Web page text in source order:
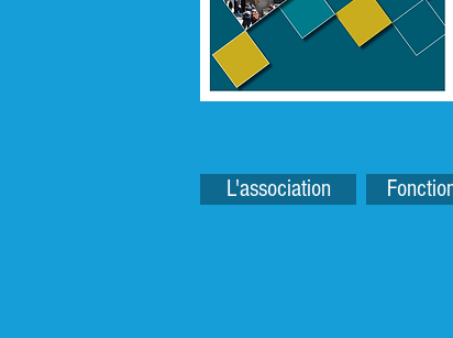
L'association